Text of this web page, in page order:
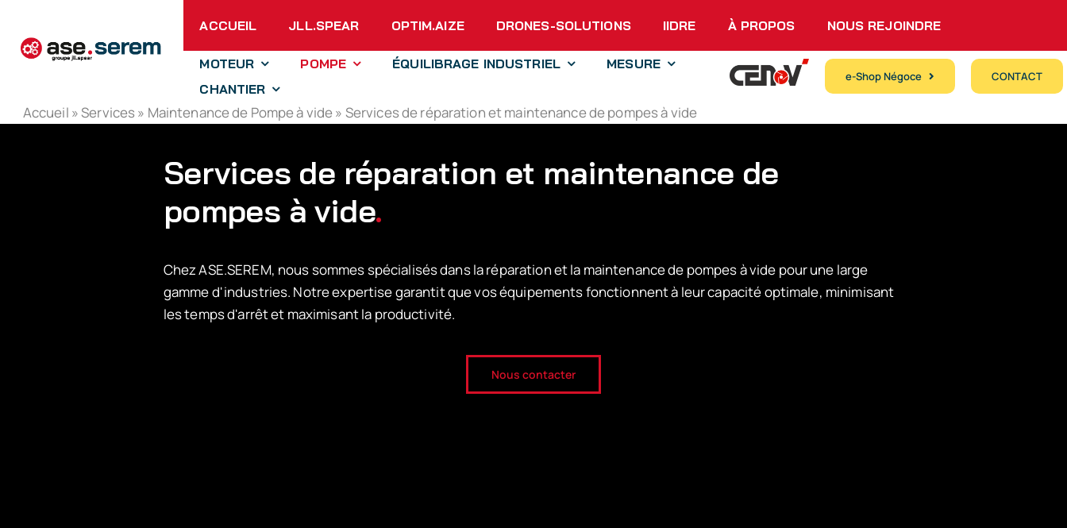
contenu
ACCUEIL JLL.SPEAR OPTIM.AIZE DRONES-SOLUTIONS IIDRE À PROPOS NOUS REJOINDRE
MOTEUR POMPE ÉQUILIBRAGE INDUSTRIEL
MESURE
CHANTIER
e-Shop Négoce CONTACT
Accueil » Services» Maintenance de Pompe à vide » Services de réparation et maintenance de pompes à vide
Services de réparation et maintenance de
pompes à vide.
Chez ASE.SEREM, nous sommes spécialisés dans la réparation et la maintenance de pompes à vide pour une large
gamme d'industries. Notre expertise garantit que vos équipements fonctionnent à leur capacité optimale, minimisant
les temps d'arrêt et maximisant la productivité.
Nous contacter